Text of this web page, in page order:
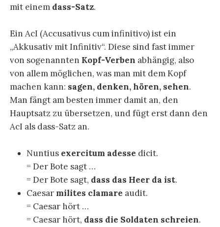
mit einem dass-Satz.
Ein AcI (Accusativus cum infinitivo) ist ein
„Akkusativ mit Infinitiv“. Diese sind fast immer
von sogenannten Kopf-Verben abhängig, also
von allem möglichen, was man mit dem Kopf
machen kann: sagen, denken, hören, sehen.
Man fängt am besten immer damit an, den
Hauptsatz zu übersetzen, und fügt erst dann den
AcI als dass-Satz an.
Nuntius exercitum adesse dicit.
= Der Bote sagt …
= Der Bote sagt, dass das Heer da ist.
Caesar milites clamare audit.
= Caesar hört …
= Caesar hört, dass die Soldaten schreien.